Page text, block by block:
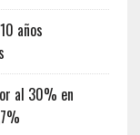
años
al 30% en